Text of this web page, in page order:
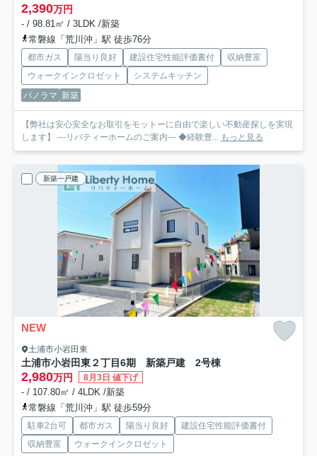
2,390万円
- / 98.81㎡ / 3LDK /新築
常磐線「荒川沖」駅 徒歩76分
都市ガス 陽当り良好 建設住宅性能評価書付
収納豊富
ウォークインクロゼット
システムキッチン
パノラマ 新築
【弊社は安心安全なお取引をモットーに自由で楽しい不動産探しを実現
します】 ---リバティーホームのご案内--- ◆経験豊... もっと見る
新築一戸建
NEW
土浦市小岩田東
土浦市小岩田東２丁目6期 新築戸建 2号棟
2,980万円 8月3日 値下げ
- / 107.80㎡ / 4LDK /新築
常磐線「荒川沖」駅 徒歩59分
駐車2台可 都市ガス 陽当り良好
建設住宅性能評価書付
収納豊富
ウォークインクロゼット